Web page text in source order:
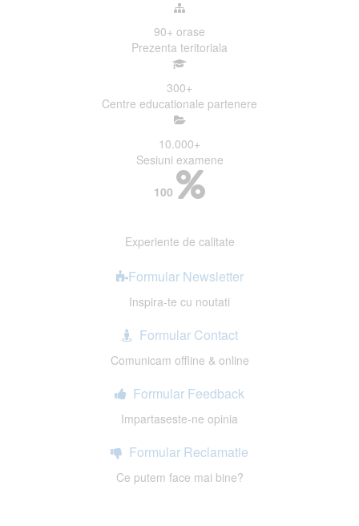
90+ orase
Prezenta teritoriala
300+
Centre educationale partenere
10.000+
Sesiuni examene
100
Experiente de calitate
Formular Newsletter
Inspira-te cu noutati
Formular Contact
Comunicam offline & online
Formular Feedback
Impartaseste-ne opinia
Formular Reclamatie
Ce putem face mai bine?